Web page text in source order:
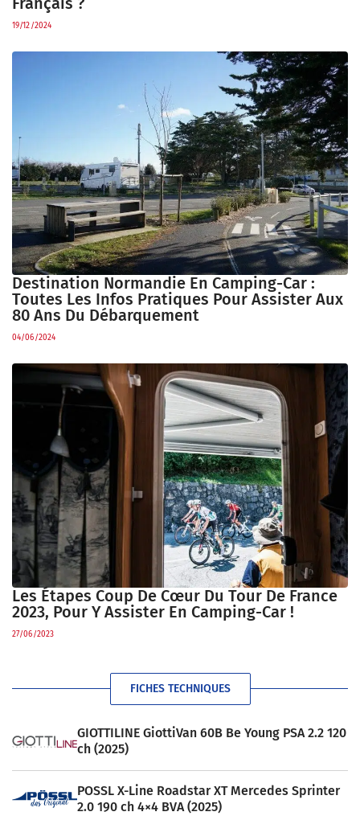
19/12/2024
Destination Normandie En Camping-Car :
Toutes Les Infos Pratiques Pour Assister Aux
80 Ans Du Débarquement
04/06/2024
Les Étapes Coup De Cœur Du Tour De France
2023, Pour Y Assister En Camping-Car !
27/06/2023
FICHES TECHNIQUES
GIOTTILINE GiottiVan 60B Be Young PSA 2.2 120
ch (2025)
POSSL X-Line Roadstar XT Mercedes Sprinter
2.0 190 ch 4×4 BVA (2025)